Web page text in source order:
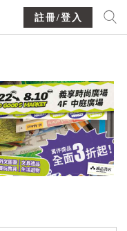
註冊/登入